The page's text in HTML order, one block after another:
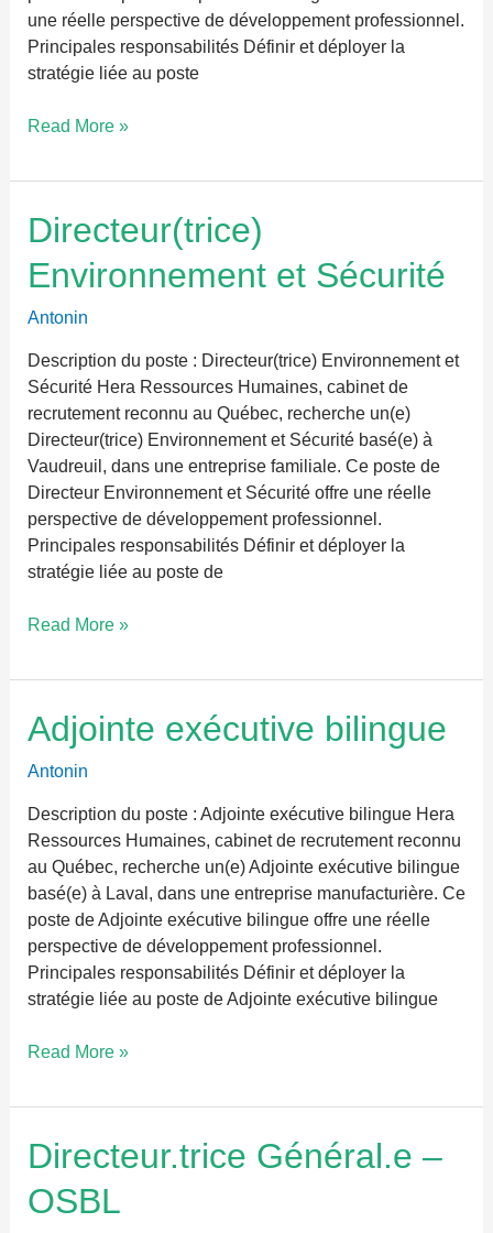
une réelle perspective de développement professionnel.
Principales responsabilités Définir et déployer la
stratégie liée au poste
Read More »
Directeur(trice)
Environnement et Sécurité
Antonin
Description du poste : Directeur(trice) Environnement et
Sécurité Hera Ressources Humaines, cabinet de
recrutement reconnu au Québec, recherche un(e)
Directeur(trice) Environnement et Sécurité basé(e) à
Vaudreuil, dans une entreprise familiale. Ce poste de
Directeur Environnement et Sécurité offre une réelle
perspective de développement professionnel.
Principales responsabilités Définir et déployer la
stratégie liée au poste de
Directeur(trice)
Environnement
et
Read More »
Adjointe exécutive bilingue
Antonin
Description du poste : Adjointe exécutive bilingue Hera
Ressources Humaines, cabinet de recrutement reconnu
au Québec, recherche un(e) Adjointe exécutive bilingue
basé(e) à Laval, dans une entreprise manufacturière. Ce
poste de Adjointe exécutive bilingue offre une réelle
perspective de développement professionnel.
Principales responsabilités Définir et déployer la
stratégie liée au poste de Adjointe exécutive bilingue
Adjointe
exécutive
bilingue
Read More »
Directeur.trice Général.e –
OSBL
Directeur.trice
Général.e
–